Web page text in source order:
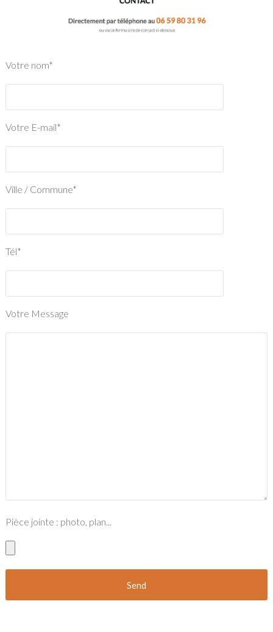
Votre nom*
Votre E-mail*
Ville / Commune*
Tél*
Votre Message
Pièce jointe : photo, plan...